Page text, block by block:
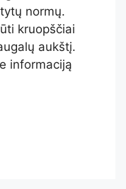
normų.
kruopščiai
aukštį.
informaciją